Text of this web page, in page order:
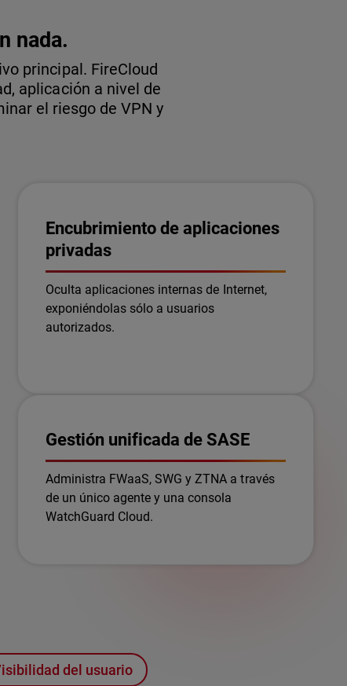
nada.
principal. FireCloud
aplicación a nivel de
el riesgo de VPN y
Encubrimiento de aplicaciones
privadas
Oculta aplicaciones internas de Internet,
exponiéndolas sólo a usuarios
autorizados.
Gestión unificada de SASE
Administra FWaaS, SWG y ZTNA a través
de un único agente y una consola
WatchGuard Cloud.
del usuario